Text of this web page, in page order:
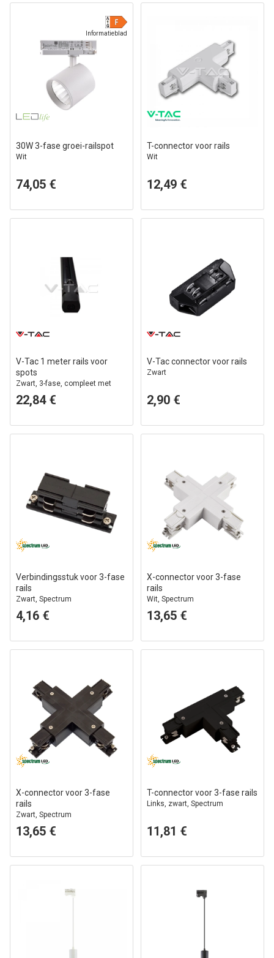
Informatieblad
30W 3-fase groei-railspot
Wit
74,05 €
T-connector voor rails
Wit
12,49 €
V-Tac 1 meter rails voor
spots
Zwart, 3-fase, compleet met
aansluiting en eindkap
22,84 €
V-Tac connector voor rails
Zwart
2,90 €
Verbindingsstuk voor 3-fase
rails
Zwart, Spectrum
4,16 €
X-connector voor 3-fase
rails
Wit, Spectrum
13,65 €
X-connector voor 3-fase
rails
Zwart, Spectrum
13,65 €
T-connector voor 3-fase rails
Links, zwart, Spectrum
11,81 €